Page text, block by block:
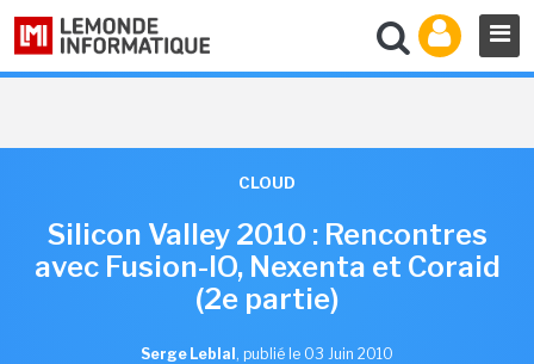
CLOUD
Silicon Valley 2010 : Rencontres
avec Fusion-IO, Nexenta et Coraid
(2e partie)
Serge Leblal , publié le 03 Juin 2010